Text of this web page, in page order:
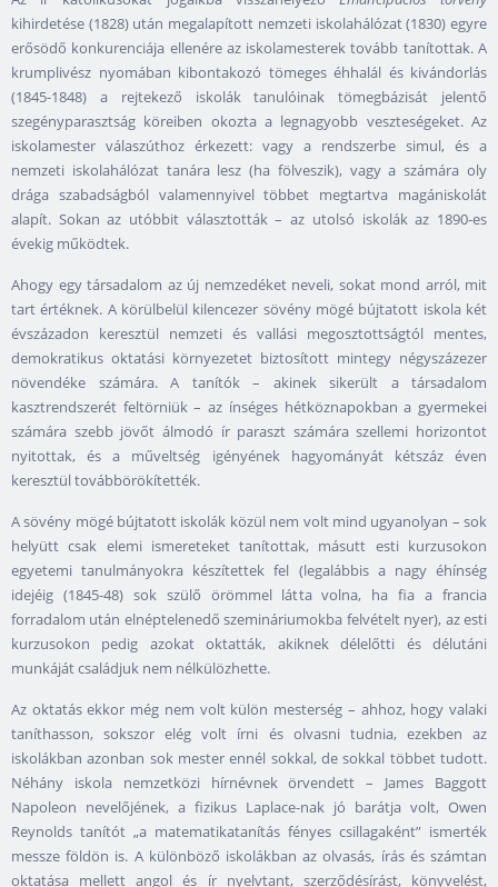
kihirdetése (1828) után megalapított nemzeti iskolahálózat (1830) egyre
erősödő konkurenciája ellenére az iskolamesterek tovább tanítottak. A
krumplivész nyomában kibontakozó tömeges éhhalál és kivándorlás
(1845-1848) a rejtekező iskolák tanulóinak tömegbázisát jelentő
szegényparasztság köreiben okozta a legnagyobb veszteségeket. Az
iskolamester válaszúthoz érkezett: vagy a rendszerbe simul, és a
nemzeti iskolahálózat tanára lesz (ha fölveszik), vagy a számára oly
drága szabadságból valamennyivel többet megtartva magániskolát
alapít. Sokan az utóbbit választották – az utolsó iskolák az 1890-es
évekig működtek.
Ahogy egy társadalom az új nemzedéket neveli, sokat mond arról, mit
tart értéknek. A körülbelül kilencezer sövény mögé bújtatott iskola két
évszázadon keresztül nemzeti és vallási megosztottságtól mentes,
demokratikus oktatási környezetet biztosított mintegy négyszázezer
növendéke számára. A tanítók – akinek sikerült a társadalom
kasztrendszerét feltörniük – az ínséges hétköznapokban a gyermekei
számára szebb jövőt álmodó ír paraszt számára szellemi horizontot
nyitottak, és a műveltség igényének hagyományát kétszáz éven
keresztül továbbörökítették.
A sövény mögé bújtatott iskolák közül nem volt mind ugyanolyan – sok
helyütt csak elemi ismereteket tanítottak, másutt esti kurzusokon
egyetemi tanulmányokra készítettek fel (legalábbis a nagy éhínség
idejéig (1845-48) sok szülő örömmel látta volna, ha fia a francia
forradalom után elnéptelenedő szemináriumokba felvételt nyer), az esti
kurzusokon pedig azokat oktatták, akiknek délelőtti és délutáni
munkáját családjuk nem nélkülözhette.
Az oktatás ekkor még nem volt külön mesterség – ahhoz, hogy valaki
taníthasson, sokszor elég volt írni és olvasni tudnia, ezekben az
iskolákban azonban sok mester ennél sokkal, de sokkal többet tudott.
Néhány iskola nemzetközi hírnévnek örvendett – James Baggott
Napoleon nevelőjének, a fizikus Laplace-nak jó barátja volt, Owen
Reynolds tanítót „a matematikatanítás fényes csillagaként” ismerték
messze földön is. A különböző iskolákban az olvasás, írás és számtan
oktatása mellett angol és ír nyelvtant, szerződésírást, könyvelést,